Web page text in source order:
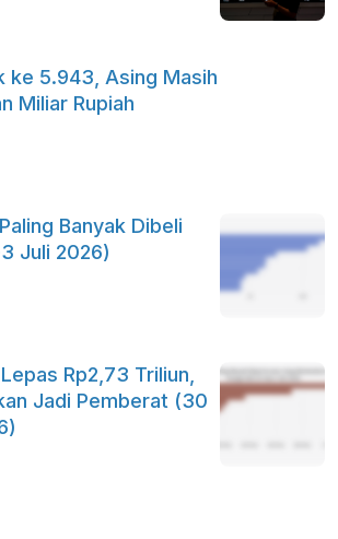
ke 5.943, Asing Masih
Miliar Rupiah
Banyak Dibeli
Juli 2026)
Rp2,73 Triliun,
Jadi Pemberat (30